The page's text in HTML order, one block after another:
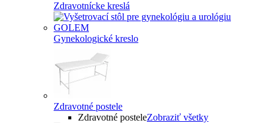
Zdravotnícke kreslá
Gynekologické kreslo
Zdravotné postele
Zdravotné posteleZobraziť všetky